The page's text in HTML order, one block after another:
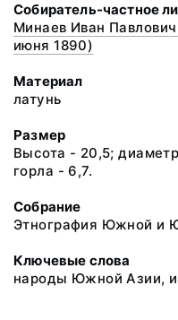
Собиратель-частное
Минаев Иван
июня 1890)
Материал
латунь
Размер
Высота - 20,5;
горла - 6,7.
Собрание
Этнография Южной и
Ключевые слова
народы Южной Азии,